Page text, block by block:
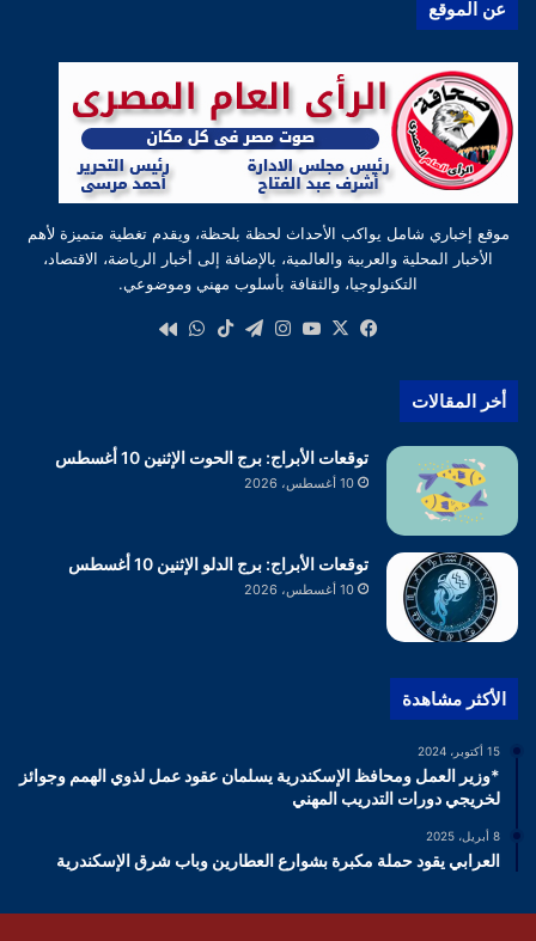
عن الموقع
موقع إخباري شامل يواكب الأحداث لحظة بلحظة، ويقدم تغطية متميزة لأهم
الأخبار المحلية والعربية والعالمية، بالإضافة إلى أخبار الرياضة، الاقتصاد،
التكنولوجيا، والثقافة بأسلوب مهني وموضوعي.
فيسبوك
‫X
‫YouTube
انستقرام
تيلقرام‫TikTokواتساب
أخر المقالات
توقعات الأبراج: برج الحوت الإثنين 10 أغسطس
10 أغسطس، 2026
توقعات الأبراج: برج الدلو الإثنين 10 أغسطس
10 أغسطس، 2026
الأكثر مشاهدة
15 أكتوبر، 2024
*وزير العمل ومحافظ الإسكندرية يسلمان عقود عمل لذوي الهمم وجوائز
لخريجي دورات التدريب المهني
8 أبريل، 2025
العرابي يقود حملة مكبرة بشوارع العطارين وباب شرق الإسكندرية